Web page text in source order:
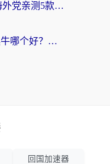
雷神手游和快喵好用吗？海外党亲测5款回国加速器，附斧牛Bling对比+微信视频号解决办法
海外党纠结ChickCN和小黑牛哪个好？一篇帮你选对回国加速器的实用指南
回国加速器